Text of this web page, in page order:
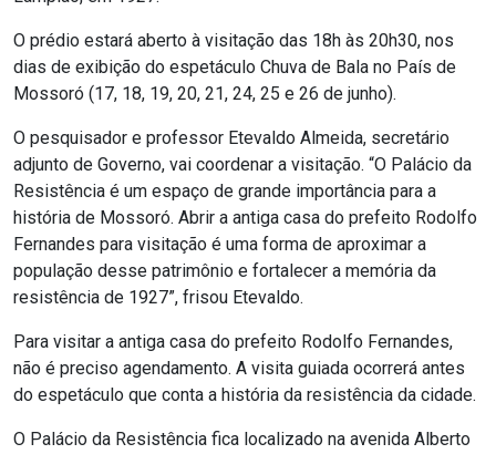
O prédio estará aberto à visitação das 18h às 20h30, nos
dias de exibição do espetáculo Chuva de Bala no País de
Mossoró (17, 18, 19, 20, 21, 24, 25 e 26 de junho).
O pesquisador e professor Etevaldo Almeida, secretário
adjunto de Governo, vai coordenar a visitação. “O Palácio da
Resistência é um espaço de grande importância para a
história de Mossoró. Abrir a antiga casa do prefeito Rodolfo
Fernandes para visitação é uma forma de aproximar a
população desse patrimônio e fortalecer a memória da
resistência de 1927”, frisou Etevaldo.
Para visitar a antiga casa do prefeito Rodolfo Fernandes,
não é preciso agendamento. A visita guiada ocorrerá antes
do espetáculo que conta a história da resistência da cidade.
O Palácio da Resistência fica localizado na avenida Alberto